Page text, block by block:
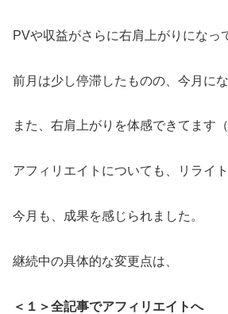
PVや収益がさらに右肩上がりになっ
前月は少し停滞したものの、今月にな
また、右肩上がりを体感できてます（
アフィリエイトについても、リライト
今月も、成果を感じられました。
継続中の具体的な変更点は、
＜１＞全記事でアフィリエイトへ